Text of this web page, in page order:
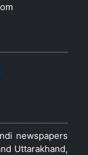
newspapers
Uttarakhand,